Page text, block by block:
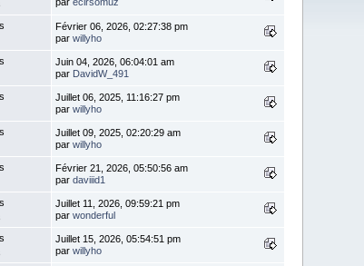
Février 06, 2026, 02:27:38 pm
parwillyho
Juin 04, 2026, 06:04:01 am
par DavidW_491
Juillet 06, 2025, 11:16:27 pm
parwillyho
Juillet 09, 2025, 02:20:29 am
parwillyho
Février 21, 2026, 05:50:56 am
pardaviiid1
Juillet 11, 2026, 09:59:21 pm
parwonderful
Juillet 15, 2026, 05:54:51 pm
parwillyho